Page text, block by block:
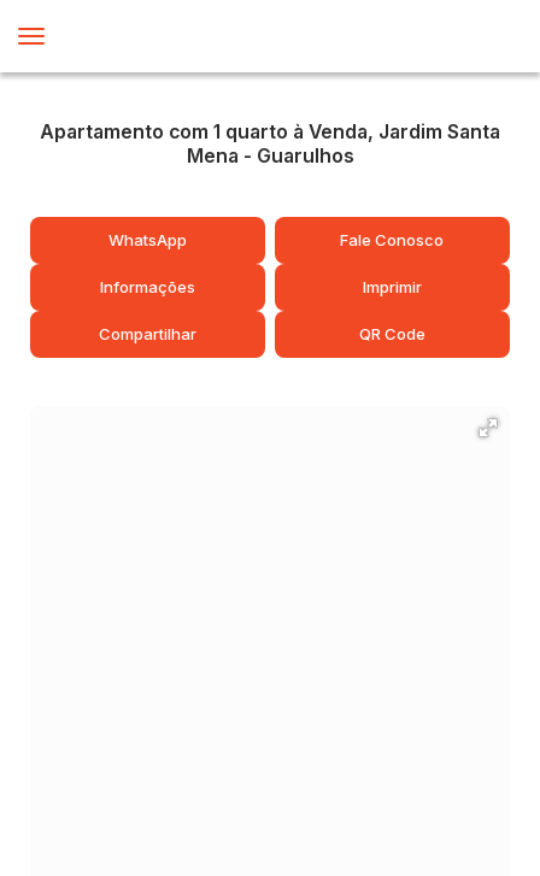
Apartamento com 1 quarto à Venda, Jardim Santa
Mena - Guarulhos
WhatsApp Fale Conosco
Informações Imprimir
Compartilhar QR Code